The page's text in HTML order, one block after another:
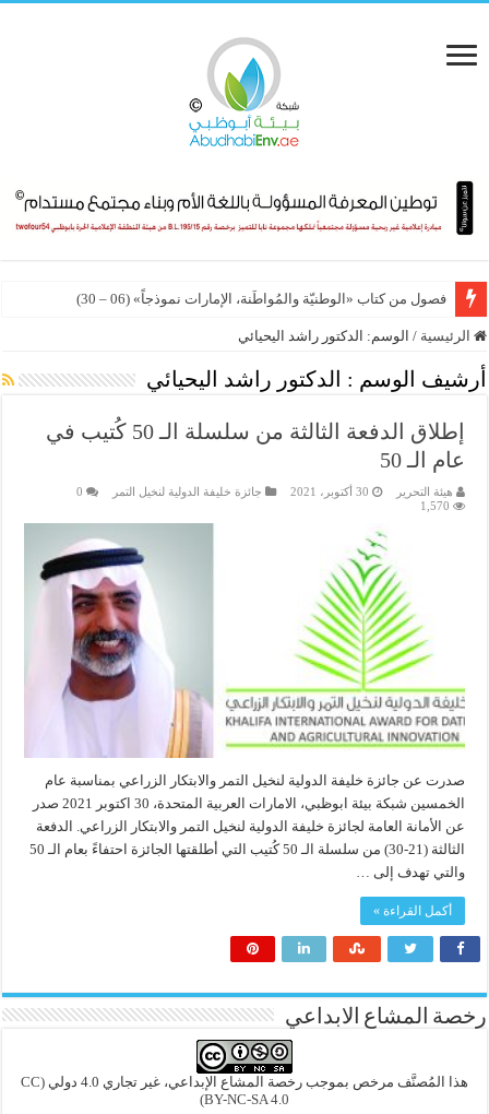
فصول من كتاب «الوطنيّة والمُواطَنة، الإمارات نموذجاً» (06 – 30)
الرئيسية / الوسم: الدكتور راشد اليحيائي
أرشيف الوسم : الدكتور راشد اليحيائي
إطلاق الدفعة الثالثة من سلسلة الـ 50 كُتيب في
عام الـ 50
هيئة التحرير 30 أكتوبر، 2021 جائزة خليفة الدولية لنخيل التمر
0
1,570
صدرت عن جائزة خليفة الدولية لنخيل التمر والابتكار الزراعي بمناسبة عام
الخمسين شبكة بيئة ابوظبي، الامارات العربية المتحدة، 30 اكتوبر 2021 صدر
عن الأمانة العامة لجائزة خليفة الدولية لنخيل التمر والابتكار الزراعي. الدفعة
الثالثة (21-30) من سلسلة الـ 50 كُتيب التي أطلقتها الجائزة احتفاءً بعام الـ 50
والتي تهدف إلى …
أكمل القراءة »
رخصة المشاع الابداعي
هذا المُصنَّف مرخص بموجب رخصة المشاع الإبداعي، غير تجاري 4.0 دولي
(CC
BY-NC-SA 4.0)